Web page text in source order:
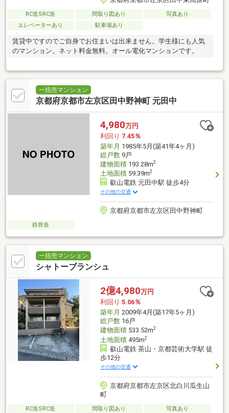
RC造SRC造 間取り図あり
写真あり
エレベーターあり
駐車場あり
賃貸中ですのでご自身でお住まいは出来ません。学生様にも人気
のマンション。ネット料金無料。オール電化マンションです。
一括売マンション
京都府京都市左京区田中野神町 元田中
4,980万円
利回り 7.45％
築年月 1985年5月(築41年4ヶ月)
総戸数9戸
建物面積193.28m2
土地面積59.39m2
叡山電鉄 元田中駅 徒歩4分
その他の交通
京都府京都市左京区田中野神町
鉄骨造
一括売マンション
シャトーブランシュ
2億4,980万円
利回り 5.06％
築年月 2009年4月(築17年5ヶ月)
総戸数16戸
建物面積533.52m2
土地面積495m2
叡山電鉄 茶山・京都芸術大学駅 徒
歩12分
その他の交通
京都府京都市左京区北白川瓜生山
町
RC造SRC造 間取り図あり 写真あり